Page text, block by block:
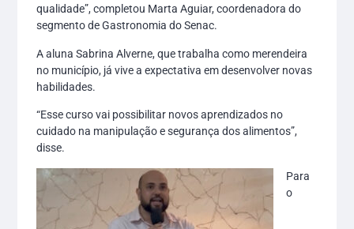
qualidade”, completou Marta Aguiar, coordenadora do
segmento de Gastronomia do Senac.
A aluna Sabrina Alverne, que trabalha como merendeira
no município, já vive a expectativa em desenvolver novas
habilidades.
“Esse curso vai possibilitar novos aprendizados no
cuidado na manipulação e segurança dos alimentos”,
disse.
Para
o